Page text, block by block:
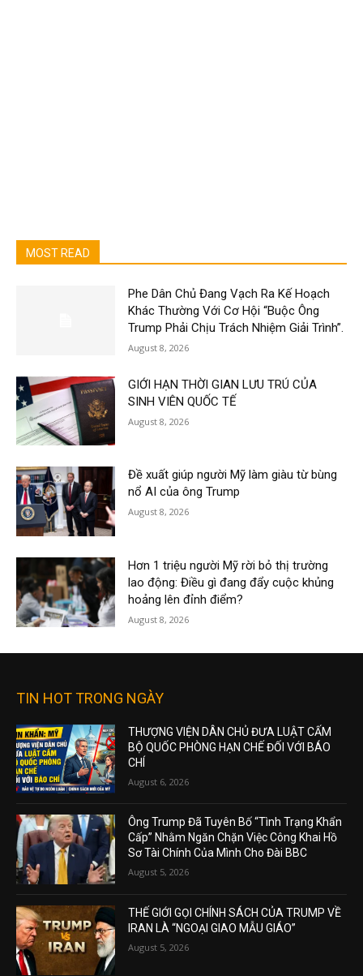
MOST READ
Phe Dân Chủ Đang Vạch Ra Kế Hoạch
Khác Thường Với Cơ Hội “Buộc Ông
Trump Phải Chịu Trách Nhiệm Giải Trình”.
August 8, 2026
GIỚI HẠN THỜI GIAN LƯU TRÚ CỦA
SINH VIÊN QUỐC TẾ
August 8, 2026
Đề xuất giúp người Mỹ làm giàu từ bùng
nổ AI của ông Trump
August 8, 2026
Hơn 1 triệu người Mỹ rời bỏ thị trường
lao động: Điều gì đang đẩy cuộc khủng
hoảng lên đỉnh điểm?
August 8, 2026
TIN HOT TRONG NGÀY
THƯỢNG VIỆN DÂN CHỦ ĐƯA LUẬT CẤM
BỘ QUỐC PHÒNG HẠN CHẾ ĐỐI VỚI BÁO
CHÍ
August 6, 2026
Ông Trump Đã Tuyên Bố “Tình Trạng Khẩn
Cấp” Nhằm Ngăn Chặn Việc Công Khai Hồ
Sơ Tài Chính Của Mình Cho Đài BBC
August 5, 2026
THẾ GIỚI GỌI CHÍNH SÁCH CỦA TRUMP VỀ
IRAN LÀ “NGOẠI GIAO MẪU GIÁO”
August 5, 2026